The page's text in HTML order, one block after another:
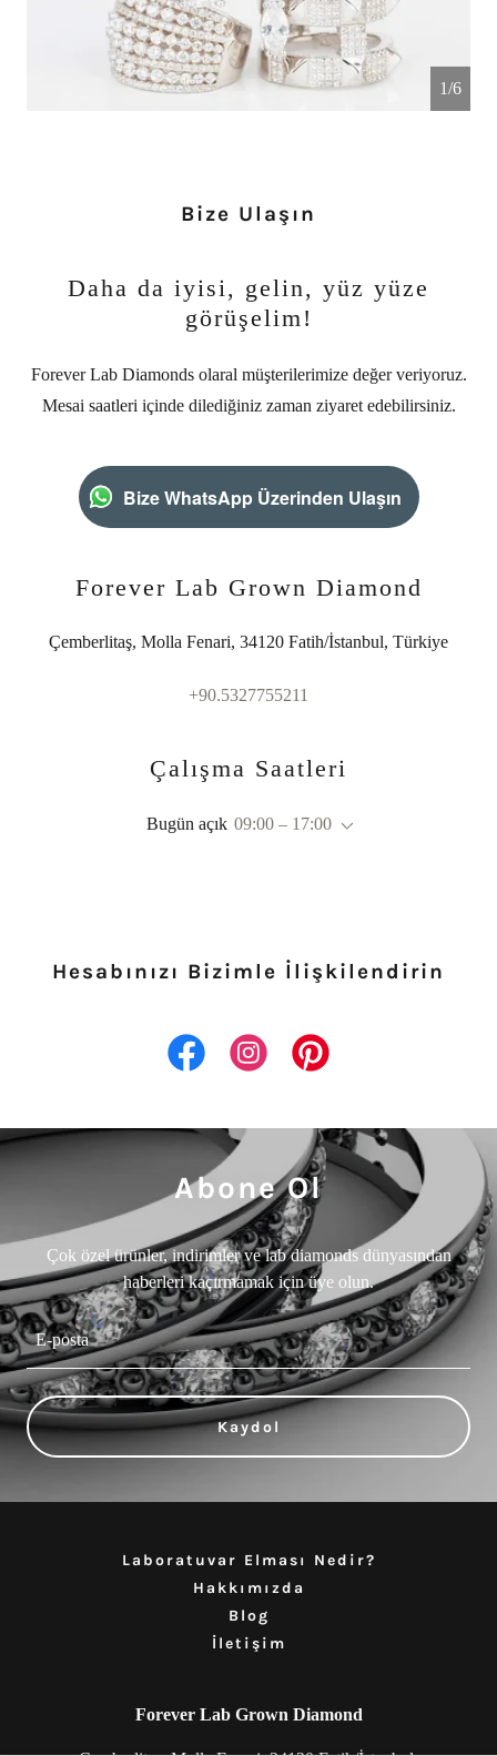
1/6
Bize Ulaşın
Daha da iyisi, gelin, yüz yüze
görüşelim!
Forever Lab Diamonds olaral müşterilerimize değer veriyoruz.
Mesai saatleri içinde dilediğiniz zaman ziyaret edebilirsiniz.
Bize WhatsApp Üzerinden Ulaşın
Forever Lab Grown Diamond
Çemberlitaş, Molla Fenari, 34120 Fatih/İstanbul, Türkiye
+90.5327755211
Çalışma Saatleri
Bugün açık 09:00 – 17:00
Hesabınızı Bizimle İlişkilendirin
Abone Ol
Çok özel ürünler, indirimler ve lab diamonds dünyasından
haberleri kaçırmamak için üye olun.
E-posta
Kaydol
Laboratuvar Elması Nedir?
Hakkımızda
Blog
İletişim
Forever Lab Grown Diamond